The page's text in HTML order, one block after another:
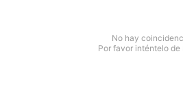
No hay
Por favor inténtelo de